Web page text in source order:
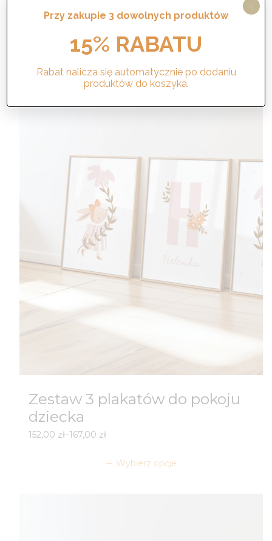
44,00 zł
Wybierz opcje
Zestaw 3 plakatów do pokoju
dziecka
152,00 zł–167,00 zł
Zakres
Wybierz opcje
Przy zakupie 3 dowolnych produktów
15% RABATU
Rabat nalicza się automatycznie po dodaniu
produktów do koszyka.
X